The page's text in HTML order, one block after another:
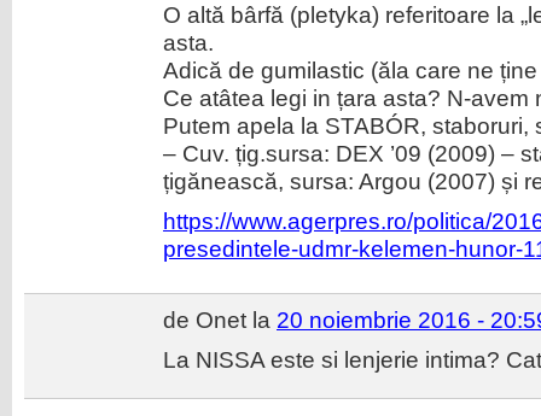
O altă bârfă (pletyka) referitoare la
asta.
Adică de gumilastic (ăla care ne
Ce atâtea legi in țara asta? N-avem
Putem apela la STABÓR, staboruri,
– Cuv. țig.sursa: DEX ’09 (2009) –
țigănească, sursa: Argou (2007) și
https://www.agerpres.ro/politica/
presedintele-udmr-kelemen-hunor-
de Onet la 20 noiembrie 2016 -
La NISSA este si lenjerie intima?